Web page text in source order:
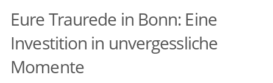
Eure Traurede in Bonn: Eine
Investition in unvergessliche
Momente